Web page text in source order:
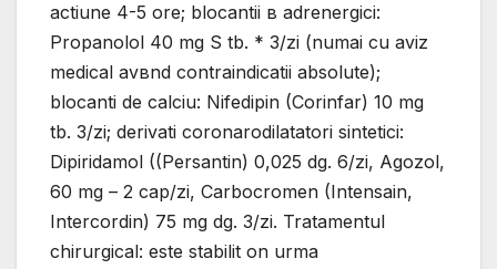
actiune 4-5 ore; blocantii в adrenergici:
Propanolol 40 mg Ѕ tb. * 3/zi (numai cu aviz
medical avвnd contraindicatii absolute);
blocanti de calciu: Nifedipin (Corinfar) 10 mg
tb. 3/zi; derivati coronarodilatatori sintetici:
Dipiridamol ((Persantin) 0,025 dg. 6/zi, Agozol,
60 mg – 2 cap/zi, Carbocromen (Intensain,
Intercordin) 75 mg dg. 3/zi. Tratamentul
chirurgical: este stabilit оn urma